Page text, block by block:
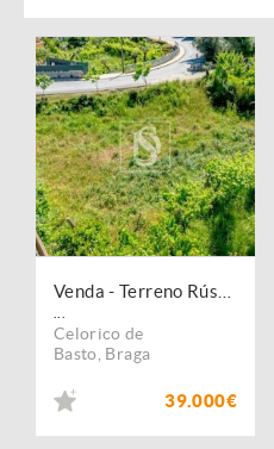
Celorico de
Basto Braga
39.000€